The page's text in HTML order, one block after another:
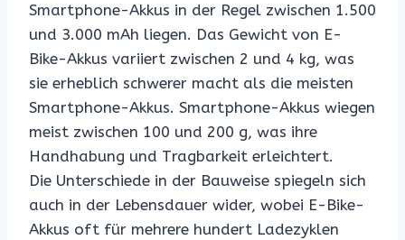
Smartphone-Akkus in der Regel zwischen 1.500
und 3.000 mAh liegen. Das Gewicht von E-
Bike-Akkus variiert zwischen 2 und 4 kg, was
sie erheblich schwerer macht als die meisten
Smartphone-Akkus. Smartphone-Akkus wiegen
meist zwischen 100 und 200 g, was ihre
Handhabung und Tragbarkeit erleichtert.
Die Unterschiede in der Bauweise spiegeln sich
auch in der Lebensdauer wider, wobei E-Bike-
Akkus oft für mehrere hundert Ladezyklen